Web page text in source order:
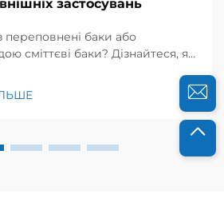
застосувань
переповнені баки або
сміттєві баки? Дізнайтеся, як
міцність, гігієну та
Отримайте експертні